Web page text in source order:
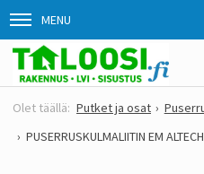
MENU
Putket ja osat
PUSERRUSKULMALIITIN EM